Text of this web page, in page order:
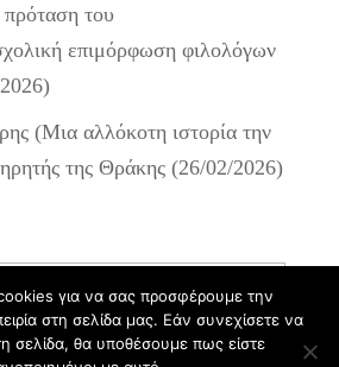
πρόταση του
επιμόρφωση φιλολόγων
(Μια αλλόκοτη ιστορία την
της Θράκης (26/02/2026)
για να σας προσφέρουμε την
στη σελίδα μας. Εάν συνεχίσετε να
σελίδα, θα υποθέσουμε πως είστε